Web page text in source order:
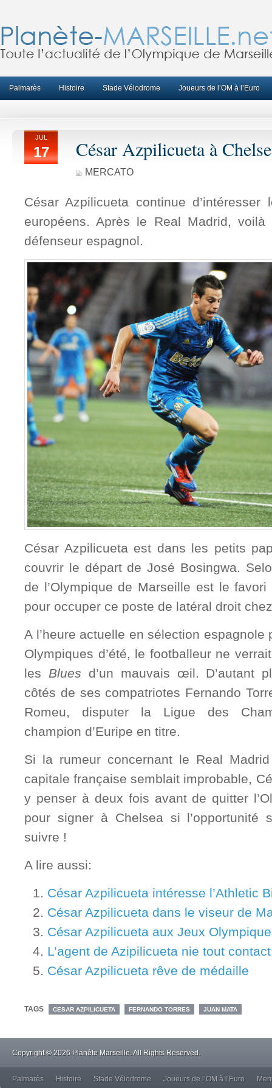
Palmarès Histoire Stade Vélodrome Joueurs de l’OM à l’Euro
JUL
17 César Azpilicueta à
MERCATO
César Azpilicueta continue
européens. Après le Real Madrid,
défenseur espagnol.
César Azpilicueta est dans les petits
couvrir le départ de José Bosingwa.
de l’Olympique de Marseille est le
pour occuper ce poste de latéral droit
A l’heure actuelle en sélection espagnole
Olympiques d’été, le footballeur ne
les Blues d’un mauvais œil. D’autant
côtés de ses compatriotes Fernando
Romeu, disputer la Ligue des
champion d’Euripe en titre.
Si la rumeur concernant le Real
capitale française semblait improbable,
y penser à deux fois avant de quitter
pour signer à Chelsea si l’opportunité
suivre !
A lire aussi:
César Azpilicueta intéresse l’Athletic
César Azpilicueta dans le viseur de
César Azpilicueta aux Jeux
L’agent de Azipilicueta nie tout
César Azpilicueta rêve de médaille
TAGS CESAR AZPILICUETA FERNANDO TORRES JUAN MATA
Copyright © 2026 Planète Marseille. All Rights Reserved.
Palmarès Histoire Stade Vélodrome Joueurs de l’OM à l’Euro